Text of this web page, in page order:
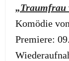
„Traumfrau
Komödie
Premiere: